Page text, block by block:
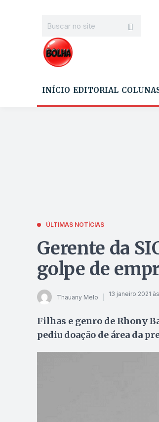
INÍCIO EDITORIAL
ÚLTIMAS NOTÍCIAS
Gerente da
golpe de
Thauany Melo 13 janeiro 2021
Filhas e genro de Rhony
pediu doação de área da